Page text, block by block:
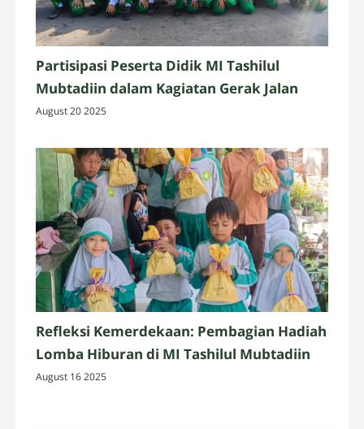
Partisipasi Peserta Didik MI Tashilul
Mubtadiin dalam Kagiatan Gerak Jalan
August 20 2025
Refleksi Kemerdekaan: Pembagian Hadiah
Lomba Hiburan di MI Tashilul Mubtadiin
August 16 2025